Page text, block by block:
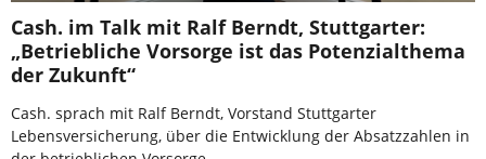
Cash. im Talk mit Ralf Berndt, Stuttgarter:
„Betriebliche Vorsorge ist das Potenzialthema
der Zukunft“
Cash. sprach mit Ralf Berndt, Vorstand Stuttgarter
Lebensversicherung, über die Entwicklung der Absatzzahlen in